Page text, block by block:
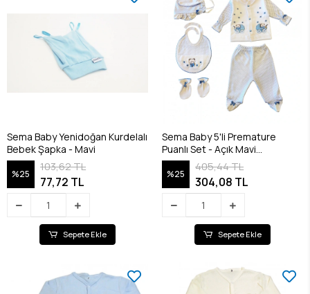
Sema Baby Yenidoğan Kurdelalı
Bebek Şapka - Mavi
%25
103,62 TL
77,72 TL
Sepete Ekle
Sema Baby 5'li Premature
Puanlı Set - Açık Mavi
8682476853155
%25
405,44 TL
304,08 TL
Sepete Ekle